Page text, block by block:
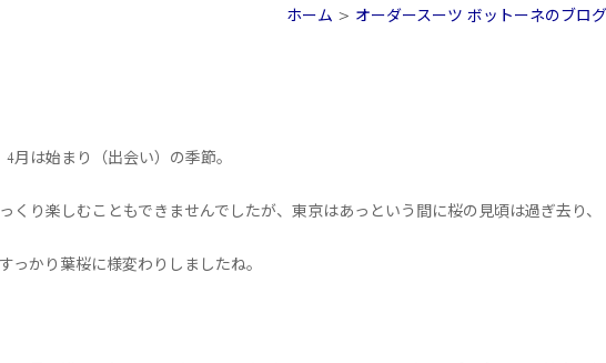
ホーム > オーダースーツ ボットーネのブログ
月は始まり（出会い）の季節。
くり楽しむこともできませんでしたが、東京はあっという間に桜の見頃は過ぎ去り、
っかり葉桜に様変わりしましたね。